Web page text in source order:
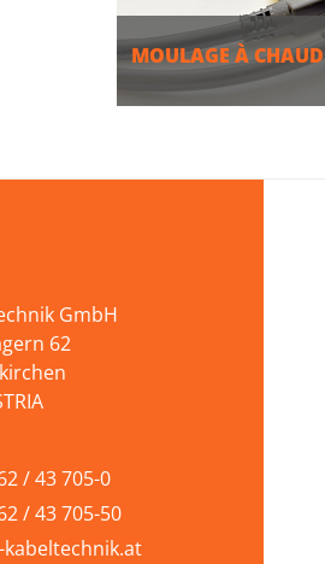
MOULAGE À CHAUD
GmbH
62
/ 43 705-0
/ 43 705-50
kabeltechnik.at